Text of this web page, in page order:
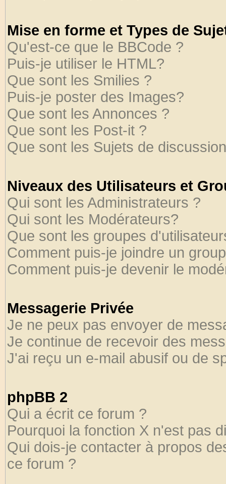
Mise en forme et Types de
Qu'est-ce que le BBCode ?
Puis-je utiliser le HTML?
Que sont les Smilies ?
Puis-je poster des Images?
Que sont les Annonces ?
Que sont les Post-it ?
Que sont les Sujets de
Niveaux des Utilisateurs et
Qui sont les Administrateurs ?
Qui sont les Modérateurs?
Que sont les groupes
Comment puis-je joindre un
Comment puis-je devenir le
Messagerie Privée
Je ne peux pas envoyer de
Je continue de recevoir des
J'ai reçu un e-mail abusif ou de
phpBB 2
Qui a écrit ce forum ?
Pourquoi la fonction X n'est pas
Qui dois-je contacter à propos
ce forum ?